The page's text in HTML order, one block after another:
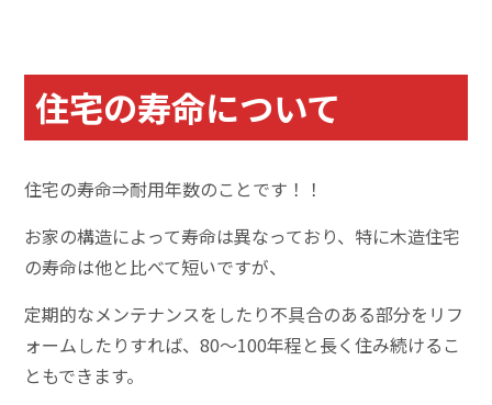
住宅の寿命について
住宅の寿命⇒耐用年数のことです！！
お家の構造によって寿命は異なっており、特に木造住宅
の寿命は他と比べて短いですが、
定期的なメンテナンスをしたり不具合のある部分をリフ
ォームしたりすれば、80～100年程と長く住み続けるこ
ともできます。